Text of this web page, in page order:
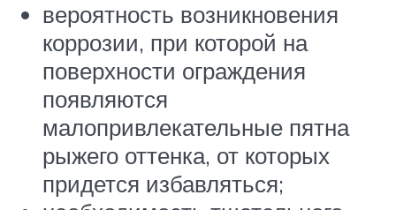
вероятность возникновения
коррозии, при которой на
поверхности ограждения
появляются
малопривлекательные пятна
рыжего оттенка, от которых
придется избавляться;